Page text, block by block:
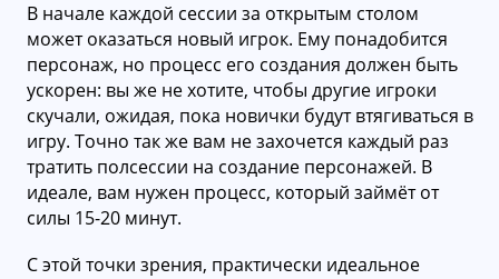
В начале каждой сессии за открытым столом
может оказаться новый игрок. Ему понадобится
персонаж, но процесс его создания должен быть
ускорен: вы же не хотите, чтобы другие игроки
скучали, ожидая, пока новички будут втягиваться в
игру. Точно так же вам не захочется каждый раз
тратить полсессии на создание персонажей. В
идеале, вам нужен процесс, который займёт от
силы 15-20 минут.
С этой точки зрения, практически идеальное